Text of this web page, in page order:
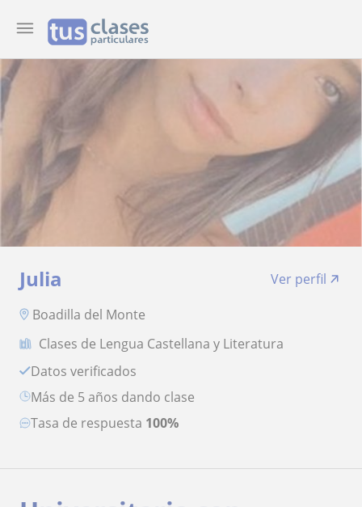
Julia
Ver perfil
Boadilla del Monte
Clases de Lengua Castellana y Literatura
Datos verificados
más de 5 años dando clase
Tasa de respuesta 100%